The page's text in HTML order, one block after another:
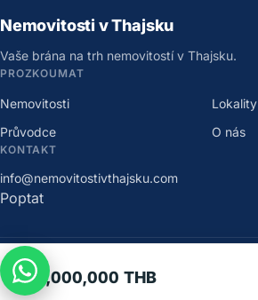
191,000,000 THB
Nemovitosti v Thajsku
Vaše brána na trh nemovitostí v Thajsku.
PROZKOUMAT
Nemovitosti
Lokality
Průvodce
O nás
KONTAKT
info@nemovitostivthajsku.com
Poptat
© 2026 Nemovitosti v Thajsku
Ochrana osobních údajů Podmínky užití